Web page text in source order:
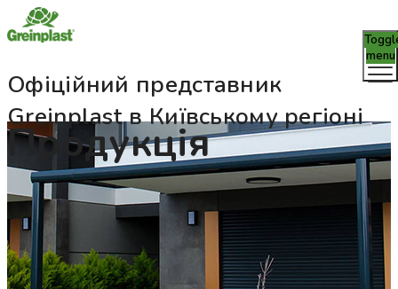
Офіційний представник
Greinplast в Київському регіоні
menu
Продукція